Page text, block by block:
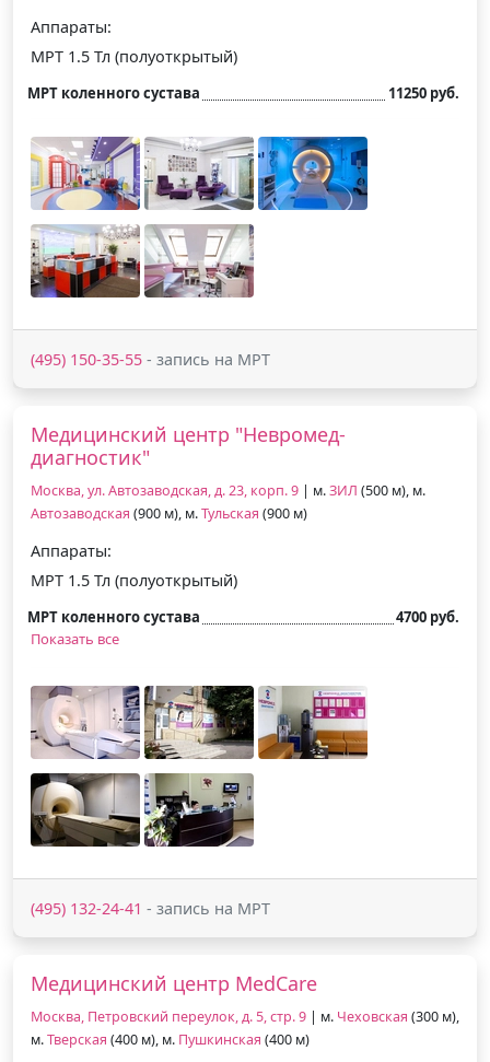
Аппараты:
МРТ 1.5 Тл (полуоткрытый)
МРТ коленного сустава 11250 руб.
(495) 150-35-55 - запись на МРТ
Медицинский центр "Невромед-
диагностик"
Москва, ул. Автозаводская, д. 23, корп. 9 | м.ЗИЛ (500 м), м.
Автозаводская (900 м), м.Тульская (900 м)
Аппараты:
МРТ 1.5 Тл (полуоткрытый)
МРТ коленного сустава
4700 руб.
Показать все
(495) 132-24-41 - запись на МРТ
Медицинский центр MedCare
Москва, Петровский переулок, д. 5, стр. 9 | м. Чеховская (300 м),
м.Тверская (400 м), м. Пушкинская (400 м)